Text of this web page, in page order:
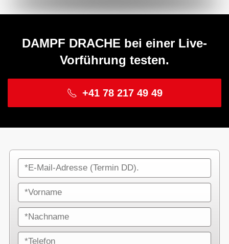
DAMPF DRACHE bei einer Live-
Vorführung testen.
+41 78 217 49 49